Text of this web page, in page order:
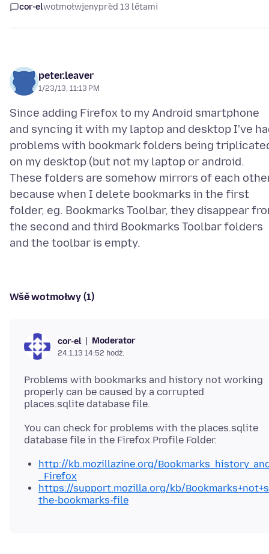
cor-elwotmołwjenypřed 13 lětami
peter.leaver
1/23/13, 11:13 PM
Since adding Firefox to my Android smartphone
and syncing it with my laptop and desktop I've
problems with bookmark folders being
on my desktop (but not my laptop or android.
These folders are somehow mirrors of each
because when I delete bookmarks in the first
folder, eg. Bookmarks Toolbar, they disappear
the second and third Bookmarks Toolbar folders
Wšě wotmołwy (1)
cor-el Moderator
24.1.13 14:52 hodź.
Problems with bookmarks and history not working
properly can be caused by a corrupted
You can check for problems with the places.sqlite
http://kb.mozillazine.org/
_Firefox
https://support.mozilla.org/kb/
the-bookmarks-file